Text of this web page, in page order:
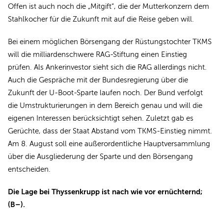
Offen ist auch noch die „Mitgift“, die der Mutterkonzern dem
Stahlkocher für die Zukunft mit auf die Reise geben will.
Bei einem möglichen Börsengang der Rüstungstochter TKMS
will die milliardenschwere RAG-Stiftung einen Einstieg
prüfen. Als Ankerinvestor sieht sich die RAG allerdings nicht.
Auch die Gespräche mit der Bundesregierung über die
Zukunft der U-Boot-Sparte laufen noch. Der Bund verfolgt
die Umstrukturierungen in dem Bereich genau und will die
eigenen Interessen berücksichtigt sehen. Zuletzt gab es
Gerüchte, dass der Staat Abstand vom TKMS-Einstieg nimmt.
Am 8. August soll eine außerordentliche Hauptversammlung
über die Ausgliederung der Sparte und den Börsengang
entscheiden.
Die Lage bei Thyssenkrupp ist nach wie vor ernüchternd;
(B–).